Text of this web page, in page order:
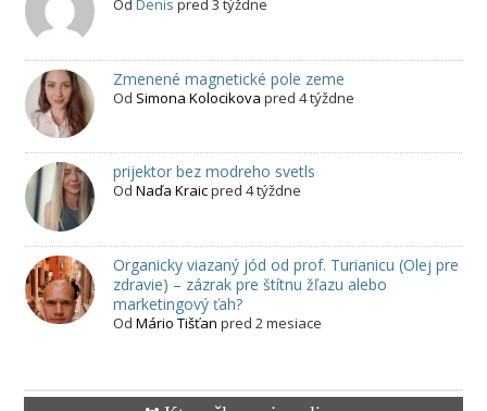
Od Denis pred 3 týždne
Zmenené magnetické pole zeme
Od Simona Kolocikova pred 4 týždne
prijektor bez modreho svetls
Od Naďa Kraicpred 4 týždne
Organicky viazaný jód od prof. Turianicu (Olej pre
zdravie) – zázrak pre štítnu žľazu alebo
marketingový ťah?
Od Mário Tišťan pred 2 mesiace